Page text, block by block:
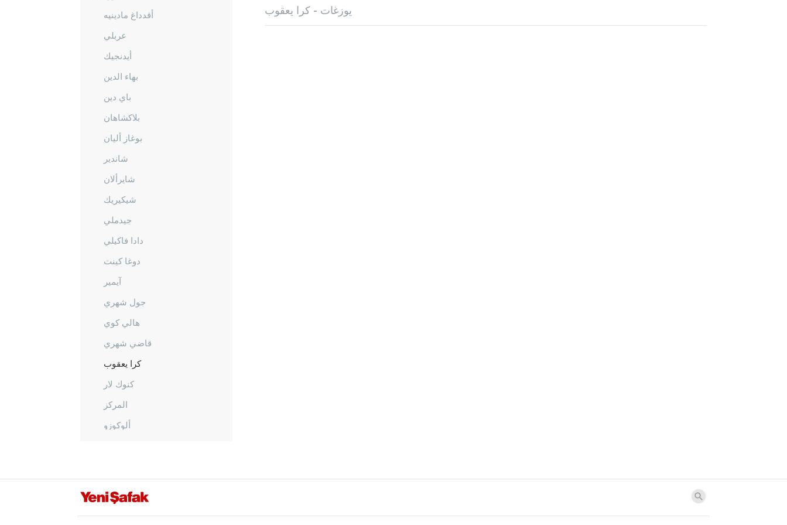
أقدداغ مادينيه
عربلي
أيدنجيك
بهاء الدين
باي دين
بلاكشاهان
بوغاز أليان
شاندير
شايرألان
شيكيريك
جيدملي
دادا فاكيلي
دوغا كينت
آيمير
جول شهري
هالي كوي
قاضي شهري
كرا يعقوب
كنوك لار
المركز
ألوكوزو
ساراي كينت
يوزغات - كرا يعقوب